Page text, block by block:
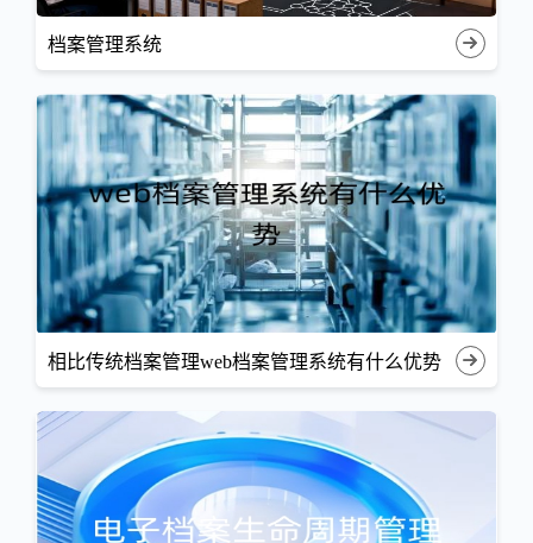
档案管理系统
相比传统档案管理web档案管理系统有什么优势